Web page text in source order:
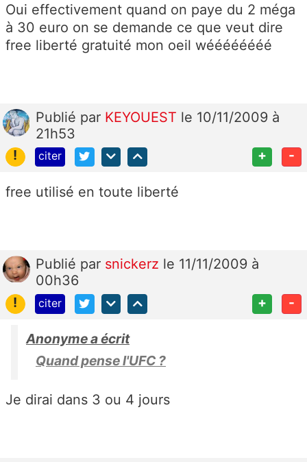
Oui effectivement quand on paye du 2 méga
à 30 euro on se demande ce que veut dire
free liberté gratuité mon oeil wéééééééé
Publié par KEYOUEST le 10/11/2009 à
21h53
!
citer + -
free utilisé en toute liberté
Publié par snickerz le 11/11/2009 à
00h36
!
citer + -
Anonyme a écrit
Quand pense l'UFC ?
Je dirai dans 3 ou 4 jours